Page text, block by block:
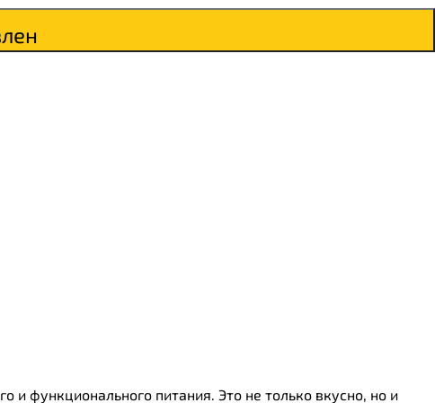
и функционального питания. Это не только вкусно, но и